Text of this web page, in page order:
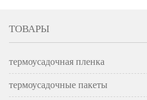
ТОВАРЫ
термоусадочная пленка
термоусадочные пакеты